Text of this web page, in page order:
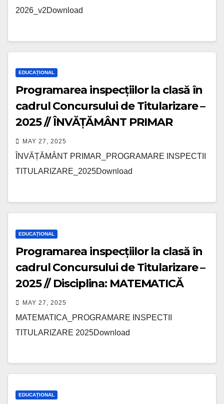
2026_v2Download
EDUCAȚIONAL
Programarea inspecțiilor la clasă în
cadrul Concursului de Titularizare –
2025 // ÎNVĂȚĂMÂNT PRIMAR
MAY 27, 2025
ÎNVĂȚĂMÂNT PRIMAR_PROGRAMARE INSPECTII
TITULARIZARE_2025Download
EDUCAȚIONAL
Programarea inspecțiilor la clasă în
cadrul Concursului de Titularizare –
2025 // Disciplina: MATEMATICĂ
MAY 27, 2025
MATEMATICA_PROGRAMARE INSPECTII
TITULARIZARE 2025Download
EDUCAȚIONAL